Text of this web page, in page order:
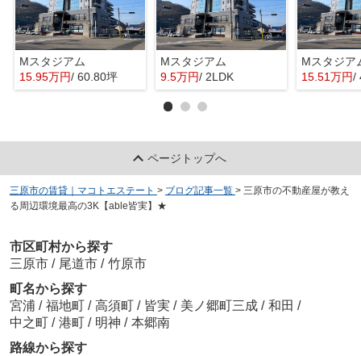
Mスタジアム
15.95万円/ 60.80坪
Mスタジアム
9.5万円/ 2LDK
Mスタジア
15.51万円/
ページトップへ
三原市の賃貸｜マコトエステート > ブログ記事一覧 > 三原市の不動産屋が教え
る周辺環境最高の3K【able皆実】★
市区町村から探す
三原市 / 尾道市 / 竹原市
町名から探す
宮浦 / 福地町 / 高須町 / 皆実 / 美ノ郷町三成 / 和田 /
中之町 / 港町 / 明神 / 本郷南
路線から探す